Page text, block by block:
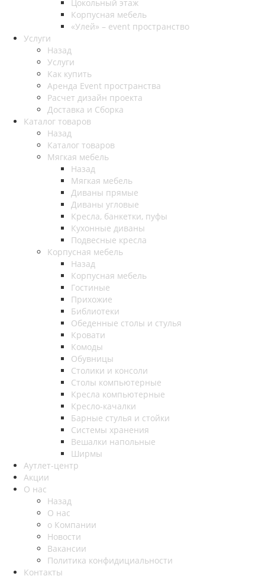
Цокольный этаж
Корпусная мебель
«Улей» – event пространство
Услуги
Назад
Услуги
Как купить
Аренда Event пространства
Расчет дизайн проекта
Доставка и Сборка
Каталог товаров
Назад
Каталог товаров
Мягкая мебель
Назад
Мягкая мебель
Диваны прямые
Диваны угловые
Кресла, банкетки, пуфы
Кухонные диваны
Подвесные кресла
Корпусная мебель
Назад
Корпусная мебель
Гостиные
Прихожие
Библиотеки
Обеденные столы и стулья
Кровати
Комоды
Обувницы
Столики и консоли
Столы компьютерные
Кресла компьютерные
Кресло-качалки
Барные стулья и стойки
Системы хранения
Вешалки напольные
Ширмы
Аутлет-центр
Акции
О нас
Назад
О нас
о Компании
Новости
Вакансии
Политика конфидициальности
Контакты